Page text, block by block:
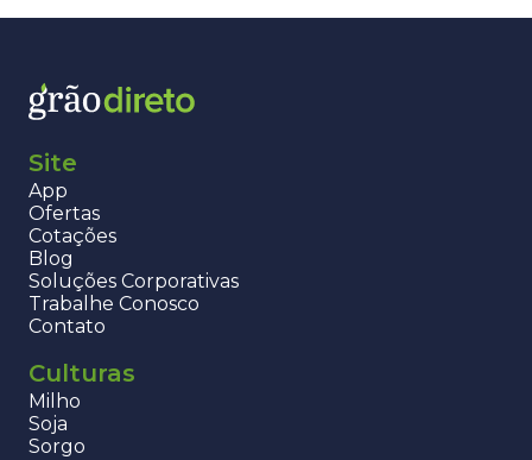
Site
App
Ofertas
Cotações
Blog
Soluções Corporativas
Trabalhe Conosco
Contato
Culturas
Milho
Soja
Sorgo